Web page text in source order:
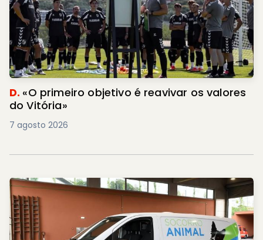
D. «O primeiro objetivo é reavivar os valores
do Vitória»
7 agosto 2026